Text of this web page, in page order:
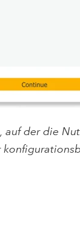
der die